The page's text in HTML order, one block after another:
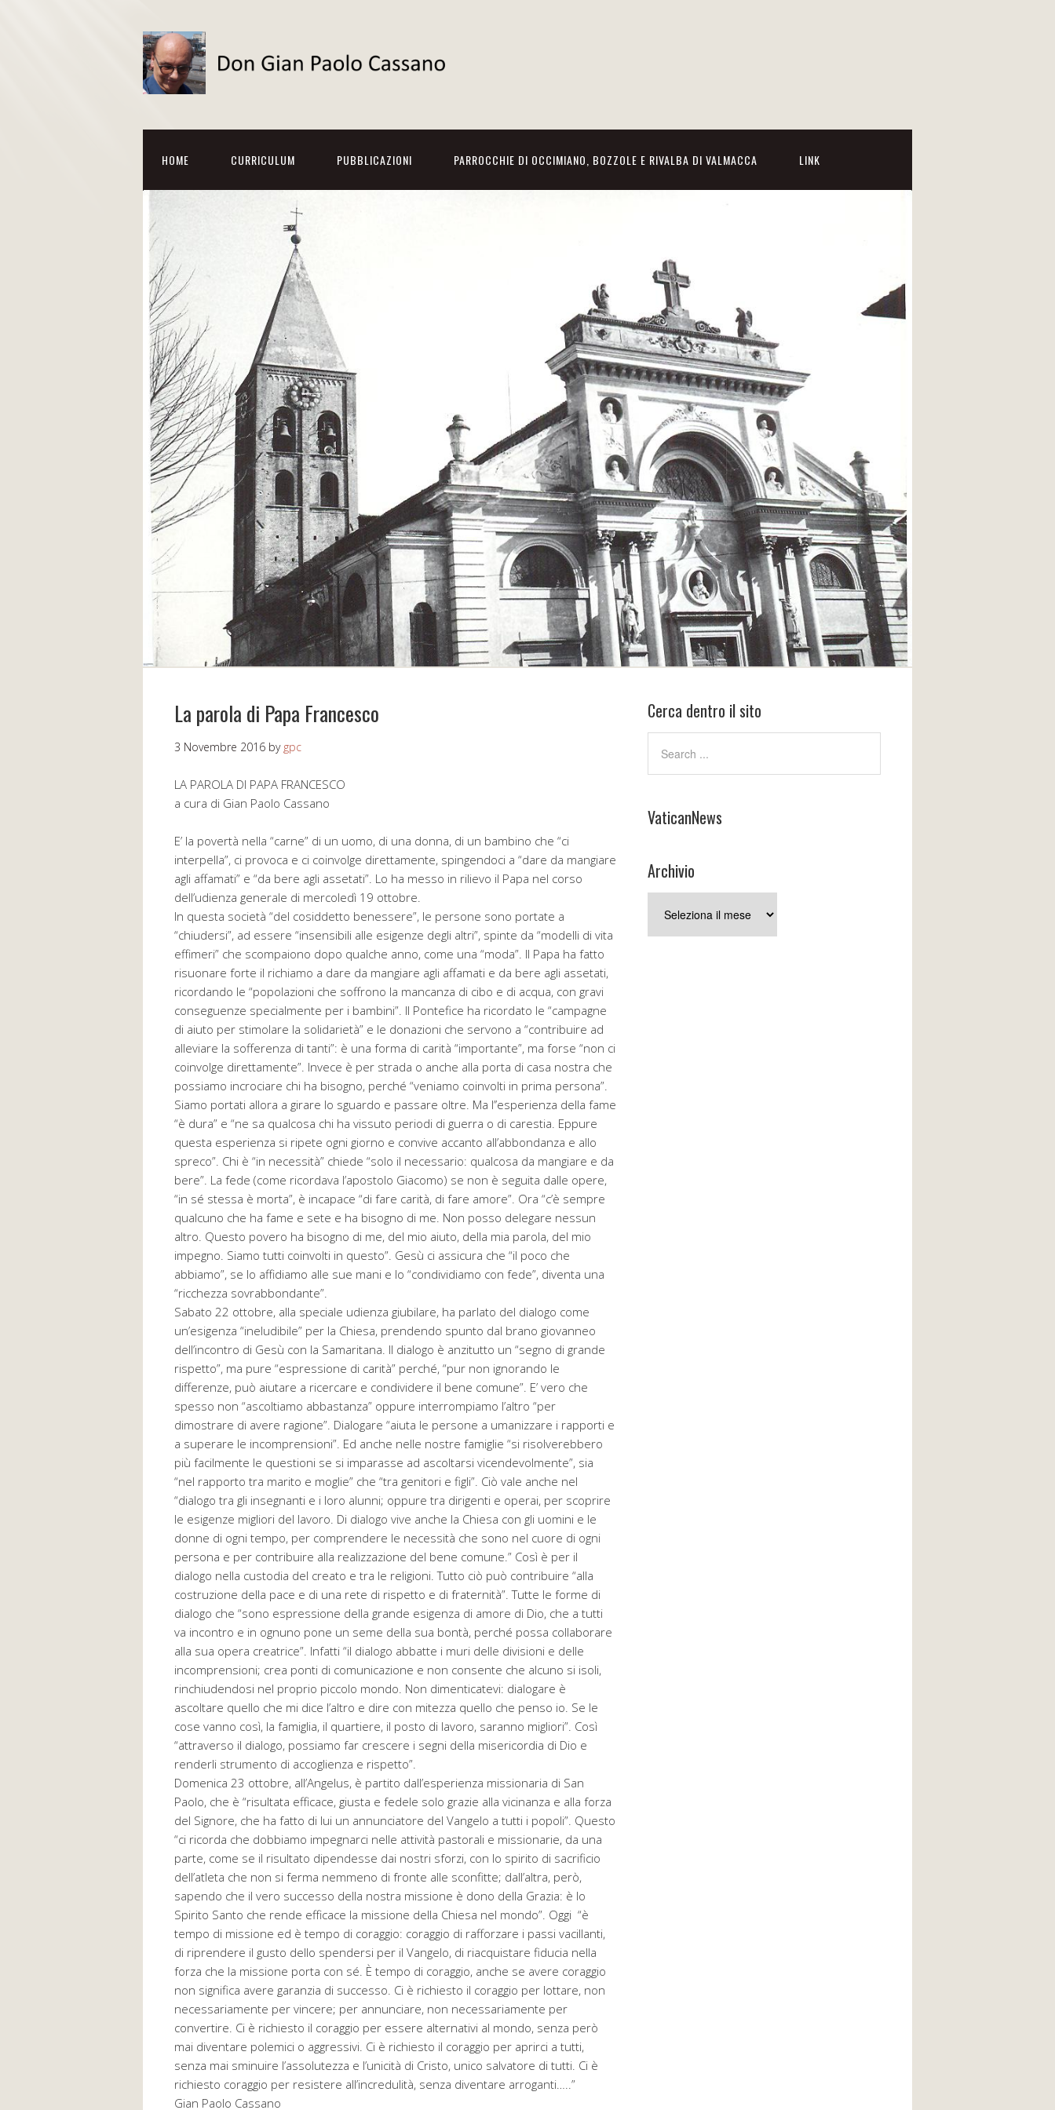
HOME CURRICULUM PUBBLICAZIONI PARROCCHIE DI OCCIMIANO, BOZZOLE E RIVALBA DI VALMACCA LINK
La parola di Papa Francesco
3 Novembre 2016 by gpc
LA PAROLA DI PAPA FRANCESCO
a cura di Gian Paolo Cassano
E’ la povertà nella “carne” di un uomo, di una donna, di un bambino che “ci
interpella”, ci provoca e ci coinvolge direttamente, spingendoci a “dare da mangiare
agli affamati” e “da bere agli assetati”. Lo ha messo in rilievo il Papa nel corso
dell’udienza generale di mercoledì 19 ottobre.
In questa società “del cosiddetto benessere”, le persone sono portate a
“chiudersi”, ad essere “insensibili alle esigenze degli altri”, spinte da “modelli di vita
effimeri” che scompaiono dopo qualche anno, come una “moda”. Il Papa ha fatto
risuonare forte il richiamo a dare da mangiare agli affamati e da bere agli assetati,
ricordando le “popolazioni che soffrono la mancanza di cibo e di acqua, con gravi
conseguenze specialmente per i bambini”. Il Pontefice ha ricordato le “campagne
di aiuto per stimolare la solidarietà” e le donazioni che servono a “contribuire ad
alleviare la sofferenza di tanti”: è una forma di carità “importante”, ma forse “non ci
coinvolge direttamente”. Invece è per strada o anche alla porta di casa nostra che
possiamo incrociare chi ha bisogno, perché “veniamo coinvolti in prima persona”.
Siamo portati allora a girare lo sguardo e passare oltre. Ma l’’esperienza della fame
“è dura” e “ne sa qualcosa chi ha vissuto periodi di guerra o di carestia. Eppure
questa esperienza si ripete ogni giorno e convive accanto all’abbondanza e allo
spreco”. Chi è “in necessità” chiede “solo il necessario: qualcosa da mangiare e da
bere”. La fede (come ricordava l’apostolo Giacomo) se non è seguita dalle opere,
“in sé stessa è morta”, è incapace “di fare carità, di fare amore”. Ora “c’è sempre
qualcuno che ha fame e sete e ha bisogno di me. Non posso delegare nessun
altro. Questo povero ha bisogno di me, del mio aiuto, della mia parola, del mio
impegno. Siamo tutti coinvolti in questo”. Gesù ci assicura che “il poco che
abbiamo”, se lo affidiamo alle sue mani e lo “condividiamo con fede”, diventa una
“ricchezza sovrabbondante”.
Sabato 22 ottobre, alla speciale udienza giubilare, ha parlato del dialogo come
un’esigenza “ineludibile” per la Chiesa, prendendo spunto dal brano giovanneo
dell’incontro di Gesù con la Samaritana. Il dialogo è anzitutto un “segno di grande
rispetto”, ma pure “espressione di carità” perché, “pur non ignorando le
differenze, può aiutare a ricercare e condividere il bene comune”. E’ vero che
spesso non “ascoltiamo abbastanza” oppure interrompiamo l’altro “per
dimostrare di avere ragione”. Dialogare “aiuta le persone a umanizzare i rapporti e
a superare le incomprensioni”. Ed anche nelle nostre famiglie “si risolverebbero
più facilmente le questioni se si imparasse ad ascoltarsi vicendevolmente”, sia
“nel rapporto tra marito e moglie” che “tra genitori e figli”. Ciò vale anche nel
“dialogo tra gli insegnanti e i loro alunni; oppure tra dirigenti e operai, per scoprire
le esigenze migliori del lavoro. Di dialogo vive anche la Chiesa con gli uomini e le
donne di ogni tempo, per comprendere le necessità che sono nel cuore di ogni
persona e per contribuire alla realizzazione del bene comune.” Così è per il
dialogo nella custodia del creato e tra le religioni. Tutto ciò può contribuire “alla
costruzione della pace e di una rete di rispetto e di fraternità”. Tutte le forme di
dialogo che “sono espressione della grande esigenza di amore di Dio, che a tutti
va incontro e in ognuno pone un seme della sua bontà, perché possa collaborare
alla sua opera creatrice”. Infatti “il dialogo abbatte i muri delle divisioni e delle
incomprensioni; crea ponti di comunicazione e non consente che alcuno si isoli,
rinchiudendosi nel proprio piccolo mondo. Non dimenticatevi: dialogare è
ascoltare quello che mi dice l’altro e dire con mitezza quello che penso io. Se le
cose vanno così, la famiglia, il quartiere, il posto di lavoro, saranno migliori”. Così
“attraverso il dialogo, possiamo far crescere i segni della misericordia di Dio e
renderli strumento di accoglienza e rispetto”.
Domenica 23 ottobre, all’Angelus, è partito dall’esperienza missionaria di San
Paolo, che è “risultata efficace, giusta e fedele solo grazie alla vicinanza e alla forza
del Signore, che ha fatto di lui un annunciatore del Vangelo a tutti i popoli”. Questo
“ci ricorda che dobbiamo impegnarci nelle attività pastorali e missionarie, da una
parte, come se il risultato dipendesse dai nostri sforzi, con lo spirito di sacrificio
dell’atleta che non si ferma nemmeno di fronte alle sconfitte; dall’altra, però,
sapendo che il vero successo della nostra missione è dono della Grazia: è lo
Spirito Santo che rende efficace la missione della Chiesa nel mondo”. Oggi “è
tempo di missione ed è tempo di coraggio: coraggio di rafforzare i passi vacillanti,
di riprendere il gusto dello spendersi per il Vangelo, di riacquistare fiducia nella
forza che la missione porta con sé. È tempo di coraggio, anche se avere coraggio
non significa avere garanzia di successo. Ci è richiesto il coraggio per lottare, non
necessariamente per vincere; per annunciare, non necessariamente per
convertire. Ci è richiesto il coraggio per essere alternativi al mondo, senza però
mai diventare polemici o aggressivi. Ci è richiesto il coraggio per aprirci a tutti,
senza mai sminuire l’assolutezza e l’unicità di Cristo, unico salvatore di tutti. Ci è
richiesto coraggio per resistere all’incredulità, senza diventare arroganti…..”
Gian Paolo Cassano
Cerca dentro il sito
VaticanNews
Archivio